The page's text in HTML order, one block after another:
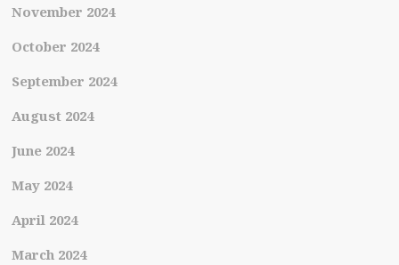
November 2024
October 2024
September 2024
August 2024
June 2024
May 2024
April 2024
March 2024